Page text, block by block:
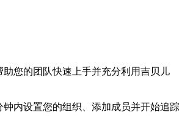
您的团队快速上手并充分利用吉贝儿
内设置您的组织、添加成员并开始追